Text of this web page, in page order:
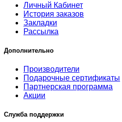
Личный Кабинет
История заказов
Закладки
Рассылка
Дополнительно
Производители
Подарочные сертификаты
Партнерская программа
Акции
Служба поддержки